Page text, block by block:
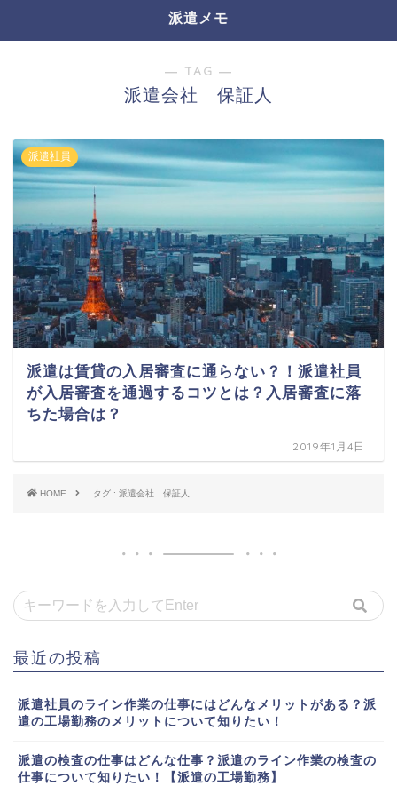
派遣メモ
― TAG ―
派遣会社 保証人
派遣社員
派遣は賃貸の入居審査に通らない？！派遣社員
が入居審査を通過するコツとは？入居審査に落
ちた場合は？
2019年1月4日
HOME タグ : 派遣会社 保証人
最近の投稿
派遣社員のライン作業の仕事にはどんなメリットがある？派
遣の工場勤務のメリットについて知りたい！
派遣の検査の仕事はどんな仕事？派遣のライン作業の検査の
仕事について知りたい！【派遣の工場勤務】